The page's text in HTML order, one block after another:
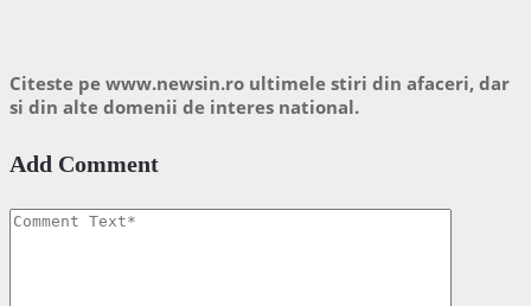
Citeste pe www.newsin.ro ultimele stiri din afaceri, dar
si din alte domenii de interes national.
Add Comment